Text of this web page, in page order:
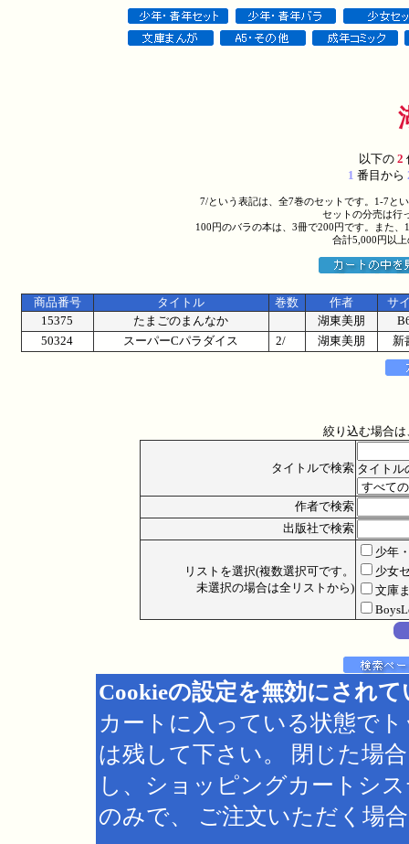
以下の2
1 番目から
7/という表記は、全7巻のセットです。1-7と
セットの分売は行
100円のバラの本は、3冊で200円です。また
合計5,000円以
商品番号 タイトル 巻数 作者
サ
15375
たまごのまんなか 湖東美朋
50324
スーパーCパラダイス 2/ 湖東美朋 新
絞り込む場合
タイトルで検索 タイトル
作者で検索
出版社で検索
リストを選択(複数選択可です。
未選択の場合は全リストから)
少年
少女
文庫
Cookieの設定を無効にされ
カートに入っている状態で
は残して下さい。 閉じた場
し、ショッピングカートシ
のみで、 ご注文いただく場